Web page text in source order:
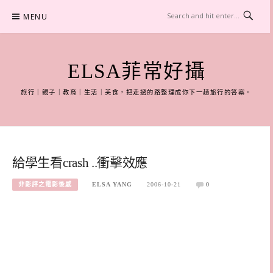
content
MENU
ELSA菲常好攝
旅行｜親子｜教育｜生活｜美食，把走過的路整理成你下一趟旅行的答案。
給學生看crash ..衝擊效應
非影評之電影後感 ELSA YANG 2006-10-21 0